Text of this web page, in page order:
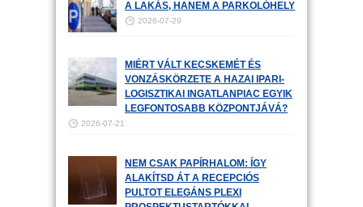
A LAKÁS, HANEM A PARKOLÓHELY
2026-07-29
MIÉRT VÁLT KECSKEMÉT ÉS
VONZÁSKÖRZETE A HAZAI IPARI-
LOGISZTIKAI INGATLANPIAC EGYIK
LEGFONTOSABB KÖZPONTJÁVÁ?
2026-07-21
NEM CSAK PAPÍRHALOM: ÍGY
ALAKÍTSD ÁT A RECEPCIÓS
PULTOT ELEGÁNS PLEXI